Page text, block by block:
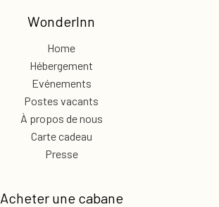
WonderInn
Home
Hébergement
Evénements
Postes vacants
À propos de nous
Carte cadeau
Presse
Acheter une cabane